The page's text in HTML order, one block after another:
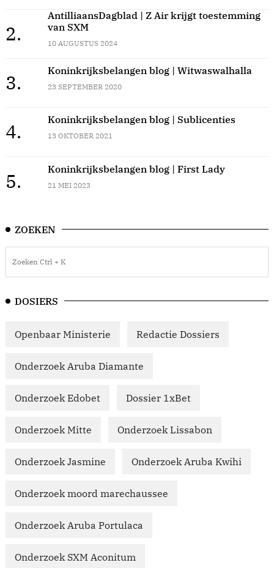
2.
AntilliaansDagblad | Z Air krijgt toestemming
van SXM
10 AUGUSTUS 2024
3.
Koninkrijksbelangen blog | Witwaswalhalla
23 SEPTEMBER 2020
4.
Koninkrijksbelangen blog | Sublicenties
13 OKTOBER 2021
5.
Koninkrijksbelangen blog | First Lady
21 MEI 2023
ZOEKEN
DOSIERS
Openbaar Ministerie Redactie Dossiers
Onderzoek Aruba Diamante
Onderzoek Edobet Dossier 1xBet
Onderzoek Mitte Onderzoek Lissabon
Onderzoek Jasmine Onderzoek Aruba Kwihi
Onderzoek moord marechaussee
Onderzoek Aruba Portulaca
Onderzoek SXM Aconitum